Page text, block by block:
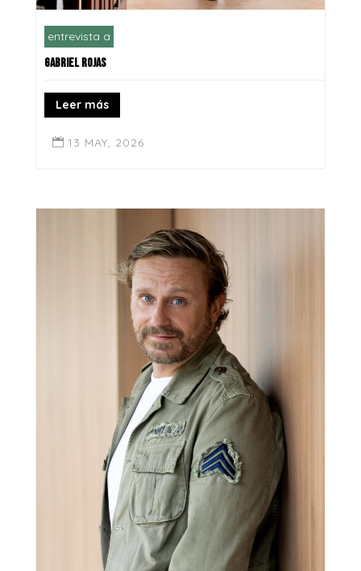
entrevista a
GABRIEL ROJAS
Leer más
 13 MAY, 2026